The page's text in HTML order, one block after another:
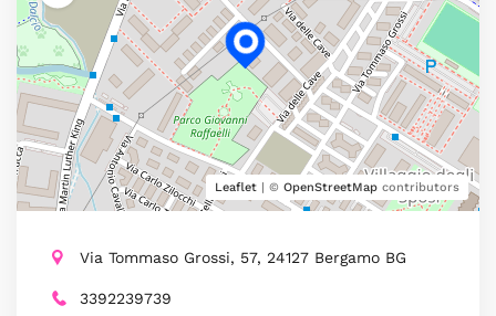
Leaflet | © OpenStreetMap contributors
Via Tommaso Grossi, 57, 24127 Bergamo BG
3392239739